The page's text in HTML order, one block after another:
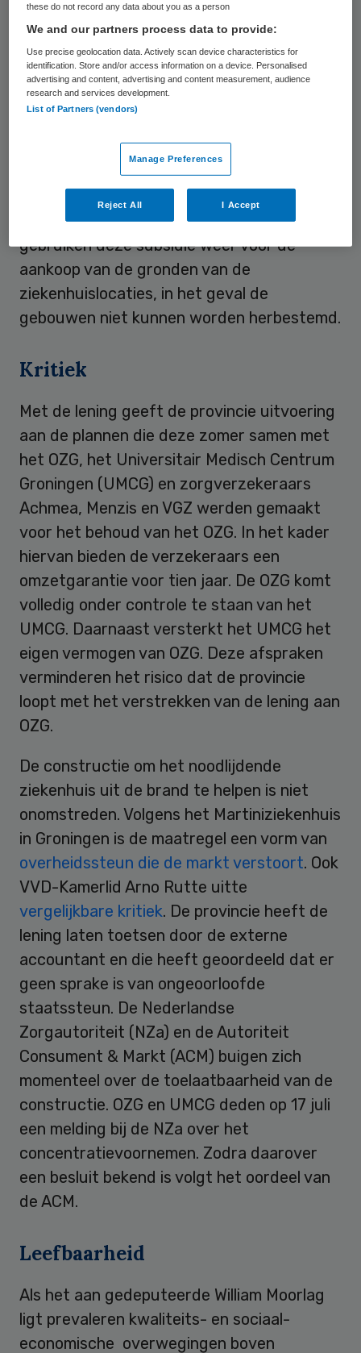
te bouwen.
Ook biedt deachtergestelde leningvan de
provincie een oplossing voor de vrijkomende
ziekenhuispanden in Winschoten en Delfzijl.
lening tegen een marktconform rentetarief.
Het rendement op de lening zet de
provincie in als subsidie aan de gemeenten
Oldambt en Delfzijl. De gemeenten
gebruiken deze subsidie weer voor de
aankoop van de gronden van de
ziekenhuislocaties, in het geval de
gebouwen niet kunnen worden herbestemd.
Kritiek
Met de lening geeft de provincie uitvoering
aan de plannen die deze zomer samen met
het OZG, het Universitair Medisch Centrum
Groningen (UMCG) en zorgverzekeraars
Achmea, Menzis en VGZ werden gemaakt
voor het behoud van het OZG. In het kader
hiervan bieden de verzekeraars een
omzetgarantie voor tien jaar. De OZG komt
volledig onder controle te staan van het
UMCG. Daarnaast versterkt het UMCG het
eigen vermogen van OZG. Deze afspraken
verminderen het risico dat de provincie
loopt met het verstrekken van de lening aan
OZG.
De constructie om het noodlijdende
ziekenhuis uit de brand te helpen is niet
onomstreden. Volgens het Martiniziekenhuis
in Groningen is de maatregel een vorm van
overheidssteun die de markt verstoort. Ook
VVD-Kamerlid Arno Rutte uitte
vergelijkbare kritiek. De provincie heeft de
lening laten toetsen door de externe
accountant en die heeft geoordeeld dat er
geen sprake is van ongeoorloofde
staatssteun. De Nederlandse
Zorgautoriteit (NZa) en de Autoriteit
Consument & Markt (ACM) buigen zich
momenteel over de toelaatbaarheid van de
constructie. OZG en UMCG deden op 17 juli
een melding bij de NZa over het
concentratievoornemen. Zodra daarover
een besluit bekend is volgt het oordeel van
de ACM.
Leefbaarheid
Als het aan gedeputeerde William Moorlag
ligt prevaleren kwaliteits- en sociaal-
economische overwegingen boven
these do not record any data about you as a person
We and our partners process data to provide:
Use precise geolocation data. Actively scan device characteristics for
identification. Store and/or access information on a device. Personalised
advertising and content, advertising and content measurement, audience
research and services development.
List of Partners (vendors)
Manage Preferences
Reject All I Accept